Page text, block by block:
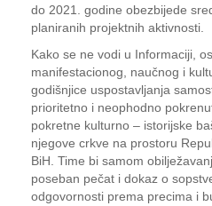
do 2021. godine obezbijede
planiranih projektnih aktivnosti.
Kako se ne vodi u Informaciji,
manifestacionog, naučnog i
godišnjice uspostavljanja
prioritetno i neophodno
pokretne kulturno – istorijske
njegove crkve na prostoru
BiH. Time bi samom
poseban pečat i dokaz o
odgovornosti prema precima i